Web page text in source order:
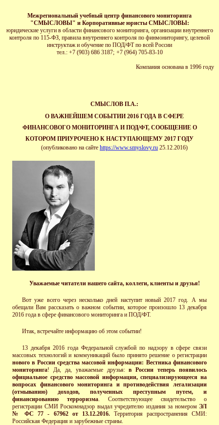
Межрегиональный учебный центр финансового мониторинга
"СМЫСЛОВЫ" и Корпоративные юристы СМЫСЛОВЫ:
юридические услуги в области финансового мониторинга, организации внутреннего
контроля по 115-ФЗ, правила внутреннего контроля по финмониторингу, целевой
инструктаж и обучение по ПОД/ФТ по всей России
тел.: +7 (903) 686 3187; +7 (964) 705-83-10
Компания основана в 1996 году
СМЫСЛОВ П.А.:
О ВАЖНЕЙШЕМ СОБЫТИИ 2016 ГОДА В СФЕРЕ
ФИНАНСОВОГО МОНИТОРИНГА И ПОД/ФТ, СООБЩЕНИЕ О
КОТОРОМ ПРИУРОЧЕНО К НАСТУПАЮЩЕМУ 2017 ГОДУ
(опубликовано на сайте https://www.smyslovy.ru 25.12.2016)
Уважаемые читатели нашего сайта, коллеги, клиенты и друзья!
Вот уже всего через несколько дней наступит новый 2017 год. А мы
обещали Вам рассказать о важном событии, которое произошло 13 декабря
2016 года в сфере финансового мониторинга и ПОД/ФТ.
Итак, встречайте информацию об этом событии!
13 декабря 2016 года Федеральной службой по надзору в сфере связи
массовых технологий и коммуникаций было принято решение о регистрации
нового в России средства массовой информации: Вестника финансового
мониторинга! Да, да, уважаемые друзья:в России теперь появилось
официальное средство массовой информации, специализирующееся на
вопросах финансового мониторинга и противодействия легализации
(отмыванию) доходов, полученных преступным путем, и
финансированию терроризма. Соответствующее свидетельство о
регистрации СМИ Роскомнадзор выдал учредителю издания за номером ЭЛ
№ ФС 77 - 67962 от 13.12.2016. Территория распространения СМИ:
Российская Федерация и зарубежные страны.